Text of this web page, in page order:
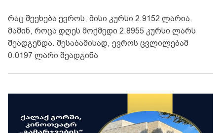
რაც შეეხება ევროს, მისი კურსი 2.9152 ლარია.
მაშინ, როცა დღეს მოქმედი 2.8955 კურსი ლარს
შეადგენდა. შესაბამისად, ევროს ცვლილებამ
0.0197 ლარი შეადგინა